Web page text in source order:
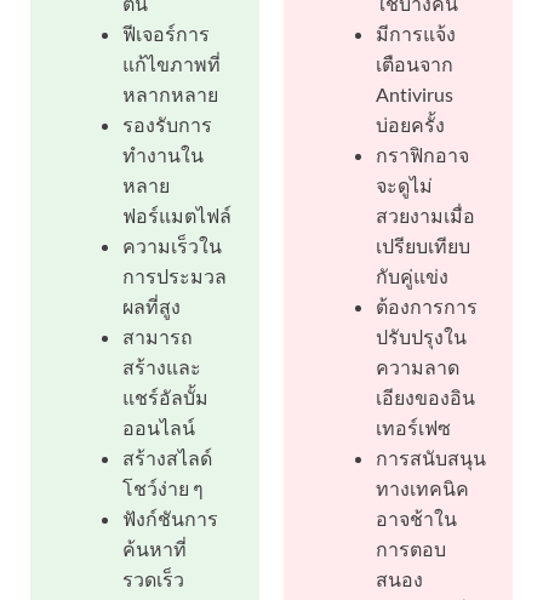
ฟีเจอร์การ
แก้ไขภาพที่
หลากหลาย
รองรับการ
ทำงานใน
หลาย
ฟอร์แมตไฟล์
ความเร็วใน
การประมวล
ผลที่สูง
สามารถ
สร้างและ
แชร์อัลบั้ม
ออนไลน์
สร้างสไลด์
โชว์ง่าย ๆ
ฟังก์ชันการ
ค้นหาที่
รวดเร็ว
มีการแจ้ง
เตือนจาก
Antivirus
บ่อยครั้ง
กราฟิกอาจ
จะดูไม่
สวยงามเมื่อ
เปรียบเทียบ
กับคู่แข่ง
ต้องการการ
ปรับปรุงใน
ความลาด
เอียงของอิน
เทอร์เฟซ
การสนับสนุน
ทางเทคนิค
อาจช้าใน
การตอบ
สนอง